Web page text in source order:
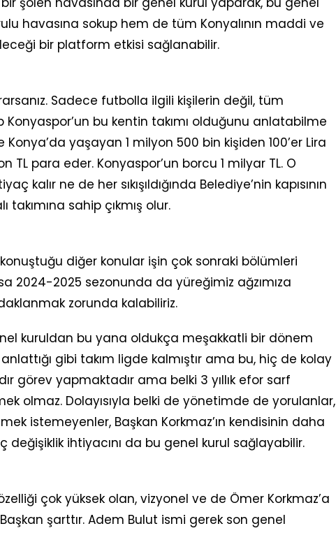
havasına sokup hem de tüm Konyalının maddi ve
bir platform etkisi sağlanabilir.
Sadece futbolla ilgili kişilerin değil, tüm
Konyaspor’un bu kentin takımı olduğunu anlatabilme
Konya’da yaşayan 1 milyon 500 bin kişiden 100’er Lira
TL para eder. Konyaspor’un borcu 1 milyar TL. O
kalır ne de her sıkışıldığında Belediye’nin kapısının
takımına sahip çıkmış olur.
konuştuğu diğer konular işin çok sonraki bölümleri
2024-2025 sezonunda da yüreğimiz ağzımıza
zorunda kalabiliriz.
kuruldan bu yana oldukça meşakkatli bir dönem
gibi takım ligde kalmıştır ama bu, hiç de kolay
görev yapmaktadır ama belki 3 yıllık efor sarf
olmaz. Dolayısıyla belki de yönetimde de yorulanlar,
istemeyenler, Başkan Korkmaz’ın kendisinin daha
değişiklik ihtiyacını da bu genel kurul sağlayabilir.
çok yüksek olan, vizyonel ve de Ömer Korkmaz’a
şarttır. Adem Bulut ismi gerek son genel